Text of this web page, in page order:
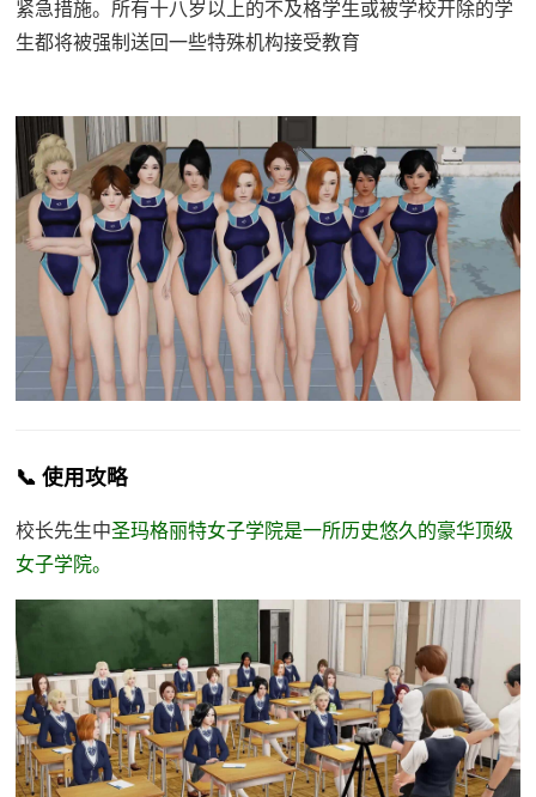
紧急措施。所有十八岁以上的不及格学生或被学校开除的学
生都将被强制送回一些特殊机构接受教育
📞 使用攻略
校长先生中圣玛格丽特女子学院是一所历史悠久的豪华顶级
女子学院。